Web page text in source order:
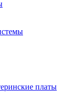
платы